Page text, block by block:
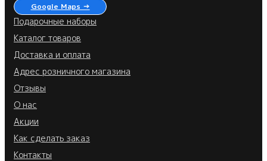
Google Maps →
Подарочные наборы
Каталог товаров
Доставка и оплата
Адрес розничного магазина
Отзывы
О нас
Акции
Как сделать заказ
Контакты